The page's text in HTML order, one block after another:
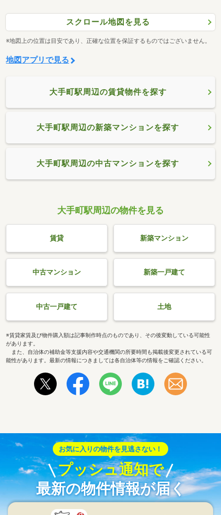
スクロール地図を見る
※地図上の位置は目安であり、正確な位置を保証するものではございません。
地図アプリで見る
大手町駅周辺の賃貸物件を探す
大手町駅周辺の新築マンションを探す
大手町駅周辺の中古マンションを探す
大手町駅周辺の物件を見る
賃貸 新築マンション
中古マンション 新築一戸建て
中古一戸建て 土地
※賃貸家賃及び物件購入額は記事制作時点のものであり、その後変動している可能性
があります。
また、自治体の補助金等支援内容や交通機関の所要時間も掲載後変更されている可
能性があります。最新の情報につきましては各自治体等の情報をご確認ください。
お気に入りの物件を見逃さない！
プッシュ通知で
最新の物件情報が届く